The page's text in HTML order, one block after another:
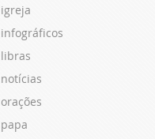
igreja
infográficos
libras
notícias
orações
papa